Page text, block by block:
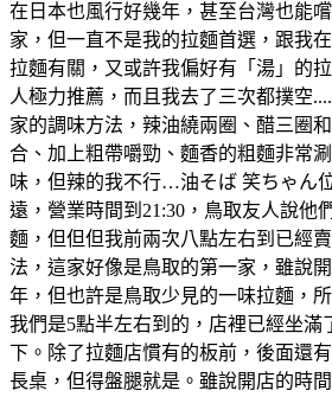
在日本也風行好幾年，甚至台灣也能
家，但一直不是我的拉麵首選，跟我
拉麵有關，又或許我偏好有「湯」的
人極力推薦，而且我去了三次都撲空
家的調味方法，辣油繞兩圈、醋三圈
合、加上粗帶嚼勁、麵香的粗麵非常
味，但辣的我不行…油そば 笑ちゃん
遠，營業時間到21:30，鳥取友人說他
麵，但但但我前兩次八點左右到已經
法，這家好像是鳥取的第一家，雖說
年，但也許是鳥取少見的一味拉麵，
我們是5點半左右到的，店裡已經坐滿
下。除了拉麵店慣有的板前，後面還
長桌，但得盤腿就是。雖說開店的時